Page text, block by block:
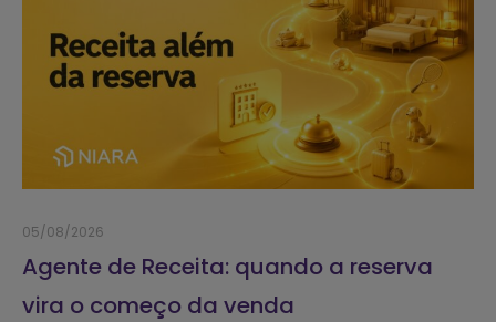
05/08/2026
Agente de Receita: quando a reserva
vira o começo da venda